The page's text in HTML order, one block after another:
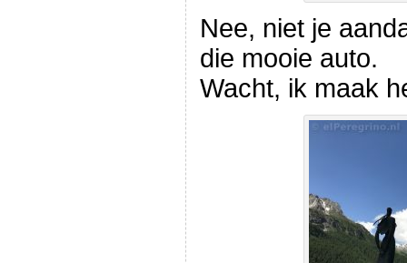
Nee, niet je
die mooie auto.
Wacht, ik maak